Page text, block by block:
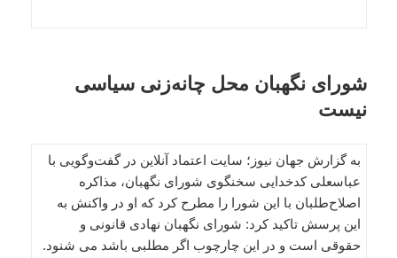
شورای نگهبان محل چانه‌زنی سیاسی
نیست
به گزارش جهان نیوز؛ سایت اعتماد آنلاین در گفت‌وگویی با
عباسعلی کدخدایی سخنگوی شورای نگهبان، مذاکره
اصلاح‌طلبان با این شورا را مطرح کرد که او در واکنش به
این پرسش تاکید کرد: شورای نگهبان نهادی قانونی و
حقوقی است و در این چارچوب اگر مطلبی باشد می شنود.